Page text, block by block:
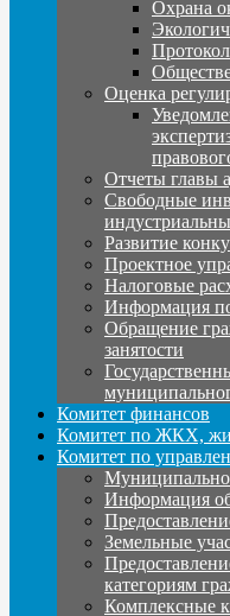
Охрана
Оценка
Отчеты главы
Свободные
Развитие
Проектное
Налоговые
Информация
Обращение
занятости
Комитет финансов
Комитет по ЖКХ,
Комитет по
Информация
Земельные
категориям
Комплексные